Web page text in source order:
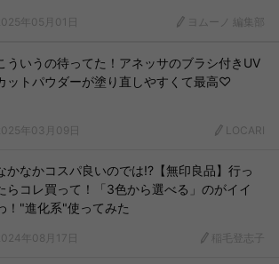
2025年05月01日 ヨムーノ 編集部
ういうの待ってた！アネッサのブラシ付きUV
ットパウダーが塗り直しやすくて最高♡
2025年03月09日 LOCARI
かなかコスパ良いのでは!?【無印良品】行っ
らコレ買って！「3色から選べる」のがイイ
！"進化系"使ってみた
2024年08月17日 稲毛登志子